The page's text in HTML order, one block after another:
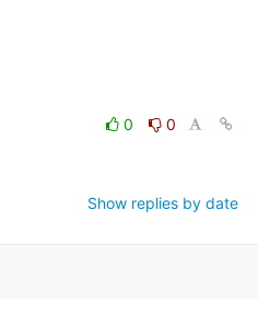
0
0
Show replies by date